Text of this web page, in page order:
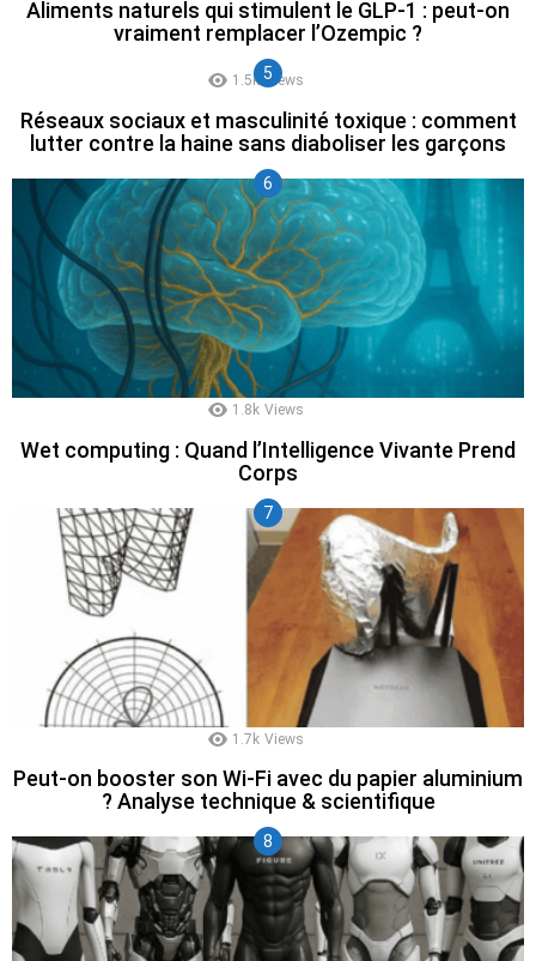
Aliments naturels qui stimulent le GLP-1 : peut-on
vraiment remplacer l’Ozempic ?
1.5k Views
Réseaux sociaux et masculinité toxique : comment
lutter contre la haine sans diaboliser les garçons
1.8k Views
Wet computing : Quand l’Intelligence Vivante Prend
Corps
1.7k Views
Peut-on booster son Wi-Fi avec du papier aluminium
? Analyse technique & scientifique